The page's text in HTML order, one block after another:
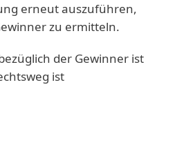
erneut auszuführen,
zu ermitteln.
der Gewinner ist
ist